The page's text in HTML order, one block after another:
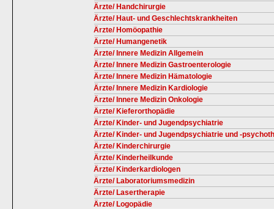
Ärzte/ Handchirurgie
Ärzte/ Haut- und Geschlechtskrankheiten
Ärzte/ Homöopathie
Ärzte/ Humangenetik
Ärzte/ Innere Medizin Allgemein
Ärzte/ Innere Medizin Gastroenterologie
Ärzte/ Innere Medizin Hämatologie
Ärzte/ Innere Medizin Kardiologie
Ärzte/ Innere Medizin Onkologie
Ärzte/ Kieferorthopädie
Ärzte/ Kinder- und Jugendpsychiatrie
Ärzte/ Kinder- und Jugendpsychiatrie und -
Ärzte/ Kinderchirurgie
Ärzte/ Kinderheilkunde
Ärzte/ Kinderkardiologen
Ärzte/ Laboratoriumsmedizin
Ärzte/ Lasertherapie
Ärzte/ Logopädie